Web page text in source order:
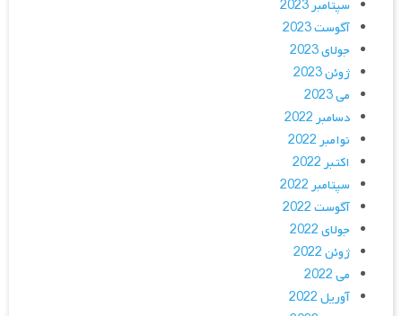
سپتامبر 2023
آگوست 2023
جولای 2023
ژوئن 2023
می 2023
دسامبر 2022
نوامبر 2022
اکتبر 2022
سپتامبر 2022
آگوست 2022
جولای 2022
ژوئن 2022
می 2022
آوریل 2022